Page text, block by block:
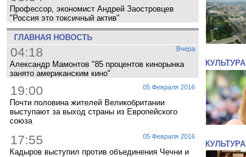
Профессор, экономист Андрей Заостровцев
"Россия это токсичный актив"
ГЛАВНАЯ НОВОСТЬ
Вчера
04:18
Александр Мамонтов "85 процентов кинорынка
занято американским кино"
05 Февраля 2016
19:00
Почти половина жителей Великобритании
выступают за выход страны из Европейского
союза
05 Февраля 2016
17:55
Кадыров выступил против объединения Чечни и
КУЛЬТУРА
КУЛЬТУРА